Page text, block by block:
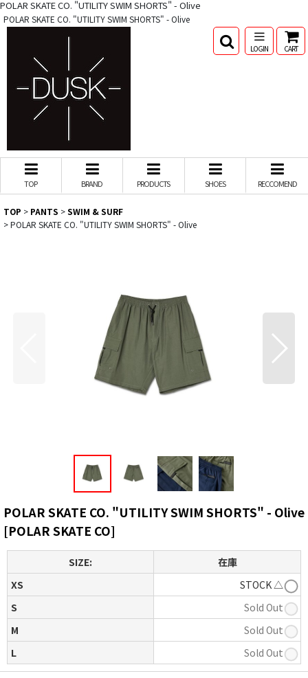
POLAR SKATE CO. "UTILITY SWIM SHORTS" - Olive
POLAR SKATE CO. "UTILITY SWIM SHORTS" - Olive
LOGIN CART
TOP BRAND PRODUCTS SHOES RECCOMEND
TOP > PANTS >SWIM & SURF
>POLAR SKATE CO. "UTILITY SWIM SHORTS" - Olive
POLAR SKATE CO. "UTILITY SWIM SHORTS" - Olive
[POLAR SKATE CO]
SIZE:
在庫
XS
STOCK △
S
Sold Out
M
Sold Out
L
Sold Out